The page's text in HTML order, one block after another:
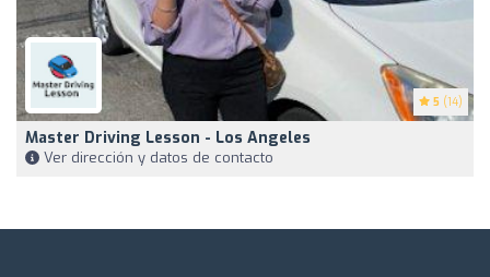
5 (14)
Master Driving Lesson - Los Angeles
Ver dirección y datos de contacto